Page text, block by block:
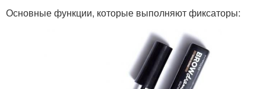
Основные функции, которые выполняют фиксаторы: